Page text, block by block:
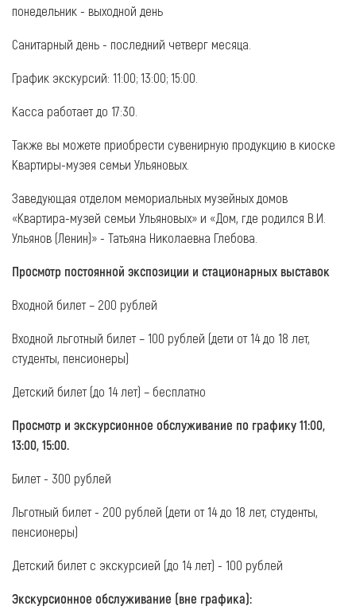
понедельник - выходной день
Санитарный день - последний четверг месяца.
График экскурсий: 11:00; 13:00; 15:00.
Касса работает до 17:30.
Также вы можете приобрести сувенирную продукцию в киоске
Квартиры-музея семьи Ульяновых.
Заведующая отделом мемориальных музейных домов
«Квартира-музей семьи Ульяновых» и «Дом, где родился В.И.
Ульянов (Ленин)» - Татьяна Николаевна Глебова.
Просмотр постоянной экспозиции и стационарных выставок
Входной билет – 200 рублей
Входной льготный билет – 100 рублей (дети от 14 до 18 лет,
студенты, пенсионеры)
Детский билет (до 14 лет) – бесплатно
Просмотр и экскурсионное обслуживание по графику 11:00,
13:00, 15:00.
Билет - 300 рублей
Льготный билет - 200 рублей (дети от 14 до 18 лет, студенты,
пенсионеры)
Детский билет с экскурсией (до 14 лет) - 100 рублей
Экскурсионное обслуживание (вне графика):